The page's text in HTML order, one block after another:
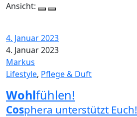
Ansicht:
4. Januar 2023
4. Januar 2023
Markus
Lifestyle, Pflege & Duft
Wohlfühlen!
Cosphera unterstützt Euch!